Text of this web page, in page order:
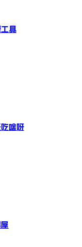
具
啥呀